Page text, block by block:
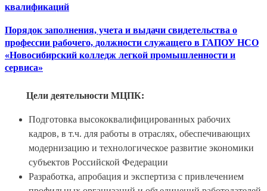
квалификаций
Порядок заполнения, учета и выдачи свидетельства о
профессии рабочего, должности служащего в ГАПОУ НСО
«Новосибирский колледж легкой промышленности и
сервиса»
Цели деятельности МЦПК:
Подготовка высококвалифицированных рабочих
кадров, в т.ч. для работы в отраслях, обеспечивающих
модернизацию и технологическое развитие экономики
субъектов Российской Федерации
Разработка, апробация и экспертиза с привлечением